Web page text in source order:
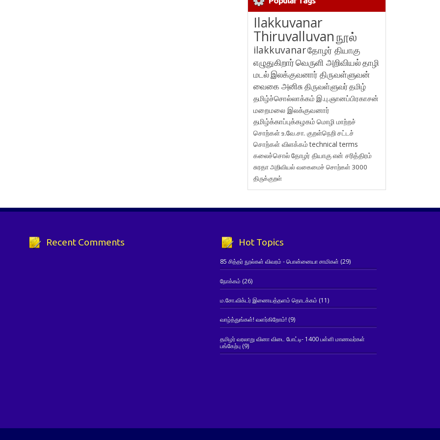
Ilakkuvanar
Thiruvalluvanநூல்
ilakkuvanarதோழர் தியாகு
எழுதுகிறார்வெருளி அறிவியல்தாழி
மடல்இலக்குவனார் திருவள்ளுவன்
வைகை அனிசுதிருவள்ளுவர்தமிழ்
தமிழ்ச்சொல்லாக்கம் இ.பு.ஞானப்பிரகாசன்
மறைமலை இலக்குவனார்
தமிழ்க்காப்புக்கழகம் மொழி மாற்றச்
சொற்கள்உ.வே.சா. குறள்நெறி சட்டச்
சொற்கள் விளக்கம்technical terms
கலைச்சொல்தோழர் தியாகுஎன் சரித்திரம்
சுரதாஅறிவியல் வகைமைச் சொற்கள் 3000
திருக்குறள்
Recent Comments Hot Topics
85 சித்தர் நூல்கள் விவரம் - பொன்னையா சாமிகள் (29)
நோக்கம் (26)
ம.சோ.விக்டர் இணையத்தளம் தொடக்கம் (11)
வாழ்த்துங்கள்! வளர்கிறோம்! (9)
தமிழர் வரலாறு வினா விடை போட்டி- 1400 பள்ளி மாணவர்கள்
பங்கேற்பு(9)